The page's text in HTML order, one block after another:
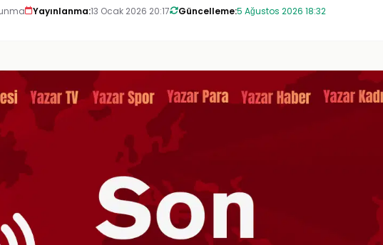
Yayınlanma:13 Ocak 2026 20:17 Güncelleme:5 Ağustos 2026 18:32